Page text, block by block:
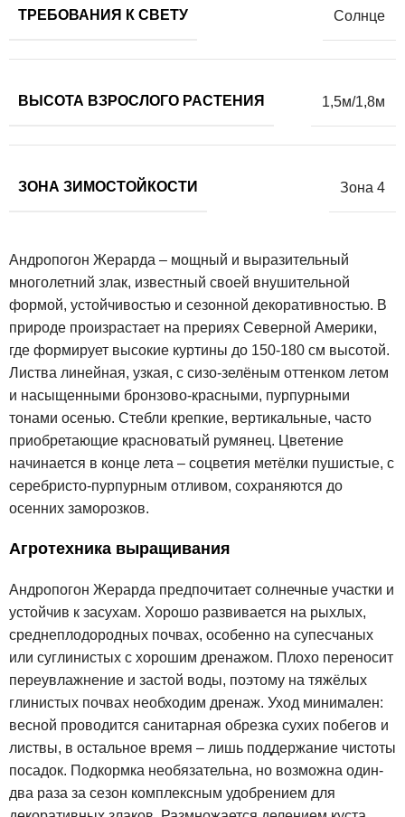
ТРЕБОВАНИЯ К СВЕТУ Солнце
ВЫСОТА ВЗРОСЛОГО РАСТЕНИЯ 1,5м/1,8м
ЗОНА ЗИМОСТОЙКОСТИ Зона 4
Андропогон Жерарда – мощный и выразительный
многолетний злак, известный своей внушительной
формой, устойчивостью и сезонной декоративностью. В
природе произрастает на прериях Северной Америки,
где формирует высокие куртины до 150-180 см высотой.
Листва линейная, узкая, с сизо-зелёным оттенком летом
и насыщенными бронзово-красными, пурпурными
тонами осенью. Стебли крепкие, вертикальные, часто
приобретающие красноватый румянец. Цветение
начинается в конце лета – соцветия метёлки пушистые, с
серебристо-пурпурным отливом, сохраняются до
осенних заморозков.
Агротехника выращивания
Андропогон Жерарда предпочитает солнечные участки и
устойчив к засухам. Хорошо развивается на рыхлых,
среднеплодородных почвах, особенно на супесчаных
или суглинистых с хорошим дренажом. Плохо переносит
переувлажнение и застой воды, поэтому на тяжёлых
глинистых почвах необходим дренаж. Уход минимален:
весной проводится санитарная обрезка сухих побегов и
листвы, в остальное время – лишь поддержание чистоты
посадок. Подкормка необязательна, но возможна один-
два раза за сезон комплексным удобрением для